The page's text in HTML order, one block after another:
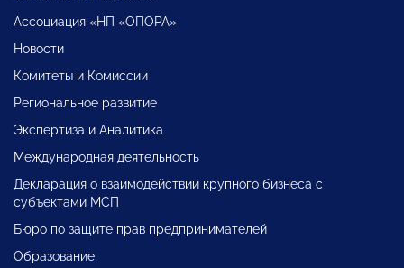
Ассоциация «НП «ОПОРА»
Новости
Комитеты и Комиссии
Региональное развитие
Экспертиза и Аналитика
Международная деятельность
Декларация о взаимодействии крупного бизнеса с
субъектами МСП
Бюро по защите прав предпринимателей
Образование